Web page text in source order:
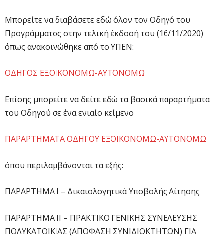
Μπορείτε να διαβάσετε εδώ όλον τον Οδηγό του
Προγράμματος στην τελική έκδοσή του (16/11/2020)
όπως ανακοινώθηκε από το ΥΠΕΝ:
ΟΔΗΓΟΣ ΕΞΟΙΚΟΝΟΜΩ-ΑΥΤΟΝΟΜΩ
Επίσης μπορείτε να δείτε εδώ τα βασικά παραρτήματα
του Οδηγού σε ένα ενιαίο κείμενο
ΠΑΡΑΡΤΗΜΑΤΑ ΟΔΗΓΟΥ ΕΞΟΙΚΟΝΟΜΩ-ΑΥΤΟΝΟΜΩ
όπου περιλαμβάνονται τα εξής:
ΠΑΡΑΡΤΗΜΑ I – Δικαιολογητικά Υποβολής Αίτησης
ΠΑΡΑΡΤΗΜΑ II – ΠΡΑΚΤΙΚΟ ΓΕΝΙΚΗΣ ΣΥΝΕΛΕΥΣΗΣ
ΠΟΛΥΚΑΤΟΙΚΙΑΣ (ΑΠΟΦΑΣΗ ΣΥΝΙΔΙΟΚΤΗΤΩΝ) ΓΙΑ